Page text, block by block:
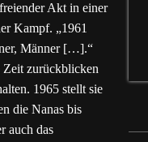
Akt in einer
Kampf. „1961
Männer […].“
Zeit zurückblicken
1965 stellt sie
die Nanas bis
auch das